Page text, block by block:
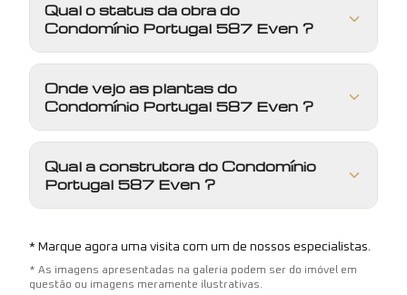
Qual o status da obra do
Condomínio Portugal 587 Even ?
Onde vejo as plantas do
Condomínio Portugal 587 Even ?
Qual a construtora do Condomínio
Portugal 587 Even ?
* Marque agora uma visita com um de nossos especialistas.
* As imagens apresentadas na galeria podem ser do imóvel em
questão ou imagens meramente ilustrativas.